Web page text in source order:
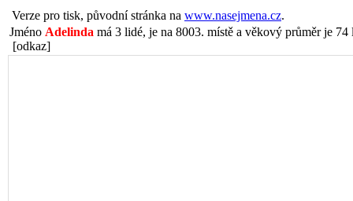
Verze pro tisk, původní stránka na www.nasejmena.cz.
Jméno Adelinda má 3 lidé, je na 8003. místě a věkový průměr je 74
[odkaz]